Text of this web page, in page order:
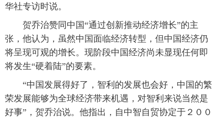
科技
图片 视频 彩票 食品
旅游 健康
金融 公益 军事 无人机
富媒体 摄影 新华广播
华社专访时说。
贺乔治赞同中国“通过创新推动经济增长”的主
张，他认为，虽然中国面临经济转型，但中国经济仍
将呈现可观的增长。现阶段中国经济尚未显现任何即
将发生“硬着陆”的要素。
“中国发展得好了，智利的发展也会好，中国的繁
荣发展能够为全球经济带来机遇，对智利来说当然是
好事”，贺乔治说。他指出，自中智自贸协定于２００